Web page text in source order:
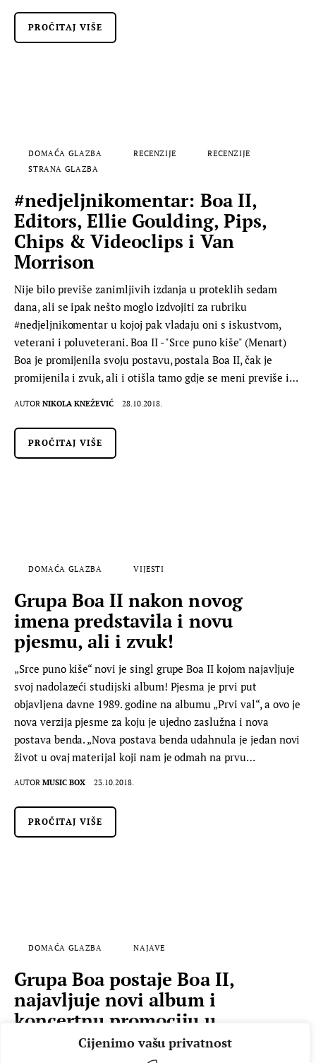
Cijenimo vašu privatnost
PROČITAJ VIŠE
DOMAĆA GLAZBA RECENZIJE
RECENZIJE
STRANA GLAZBA
#nedjeljnikomentar: Boa II,
Editors, Ellie Goulding, Pips,
Chips & Videoclips i Van
Morrison
Nije bilo previše zanimljivih izdanja u proteklih sedam
dana, ali se ipak nešto moglo izdvojiti za rubriku
#nedjeljnikomentar u kojoj pak vladaju oni s iskustvom,
veterani i poluveterani. Boa II - "Srce puno kiše" (Menart)
Boa je promijenila svoju postavu, postala Boa II, čak je
promijenila i zvuk, ali i otišla tamo gdje se meni previše i…
AUTOR NIKOLA KNEŽEVIĆ 28.10.2018.
PROČITAJ VIŠE
DOMAĆA GLAZBA VIJESTI
Grupa Boa II nakon novog
imena predstavila i novu
pjesmu, ali i zvuk!
„Srce puno kiše“ novi je singl grupe Boa II kojom najavljuje
svoj nadolazeći studijski album! Pjesma je prvi put
objavljena davne 1989. godine na albumu „Prvi val“, a ovo je
nova verzija pjesme za koju je ujedno zaslužna i nova
postava benda. „Nova postava benda udahnula je jedan novi
život u ovaj materijal koji nam je odmah na prvu…
AUTOR MUSIC BOX 23.10.2018.
PROČITAJ VIŠE
DOMAĆA GLAZBA NAJAVE
Grupa Boa postaje Boa II,
najavljuje novi album i
koncertnu promociju u
Boogaloo-u